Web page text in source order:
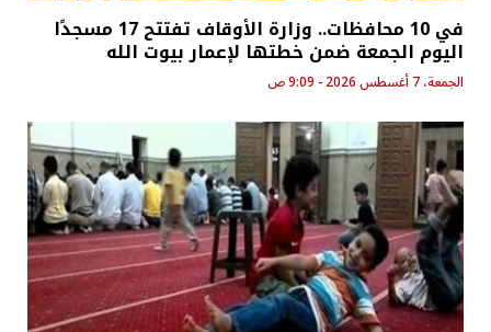
في 10 محافظات.. وزارة الأوقاف تفتتح 17 مسجدًا
اليوم الجمعة ضمن خطتها لإعمار بيوت الله
الجمعة، 7 أغسطس 2026 - 9:09 ص